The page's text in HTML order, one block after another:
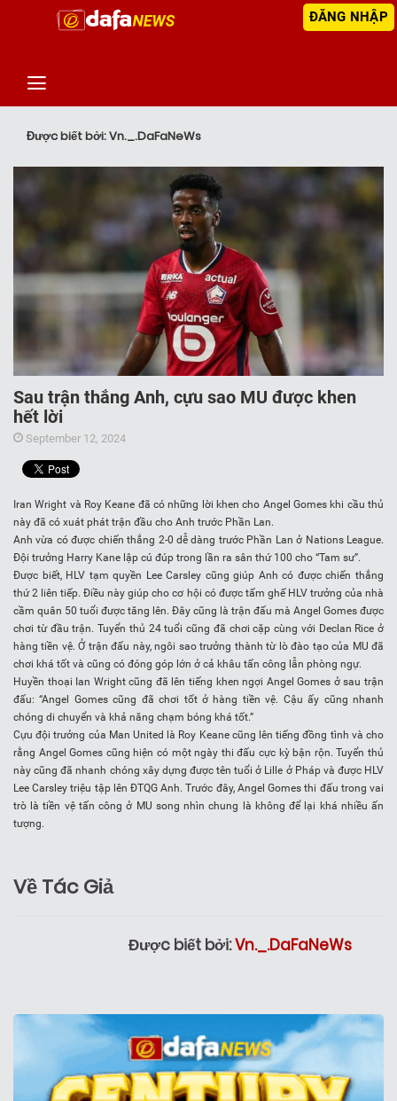
ĐĂNG NHẬP
Được biết bởi: Vn._.DaFaNeWs
Sau trận thắng Anh, cựu sao MU được khen
hết lời
September 12, 2024
Iran Wright và Roy Keane đã có những lời khen cho Angel Gomes khi cầu thủ
này đã có xuát phát trận đầu cho Anh trước Phần Lan.
Anh vừa có được chiến thắng 2-0 dễ dàng trước Phần Lan ở Nations League.
Đội trưởng Harry Kane lập cú đúp trong lần ra sân thứ 100 cho “Tam sư”.
Được biết, HLV tạm quyền Lee Carsley cũng giúp Anh có được chiến thắng
thứ 2 liên tiếp. Điều này giúp cho cơ hội có được tấm ghế HLV trưởng của nhà
cầm quân 50 tuổi được tăng lên. Đây cũng là trận đấu mà Angel Gomes được
chơi từ đầu trận. Tuyển thủ 24 tuổi cũng đã chơi cặp cùng với Declan Rice ở
hàng tiền vệ. Ở trận đấu này, ngôi sao trưởng thành từ lò đào tạo của MU đã
chơi khá tốt và cũng có đóng góp lớn ở cả khâu tấn công lẫn phòng ngự.
Huyền thoại Ian Wright cũng đã lên tiếng khen ngợi Angel Gomes ở sau trận
đấu: “Angel Gomes cũng đã chơi tốt ở hàng tiền vệ. Cậu ấy cũng nhanh
chóng di chuyển và khả năng chạm bóng khá tốt.”
Cựu đội trưởng của Man United là Roy Keane cũng lên tiếng đồng tình và cho
rằng Angel Gomes cũng hiện có một ngày thi đấu cực kỳ bận rộn. Tuyển thủ
này cũng đã nhanh chóng xây dựng được tên tuổi ở Lille ở Pháp và được HLV
Lee Carsley triệu tập lên ĐTQG Anh. Trước đây, Angel Gomes thi đấu trong vai
trò là tiền vệ tấn công ở MU song nhìn chung là không để lại khá nhiều ấn
tượng.
Về Tác Giả
Được biết bởi:Vn._.DaFaNeWs